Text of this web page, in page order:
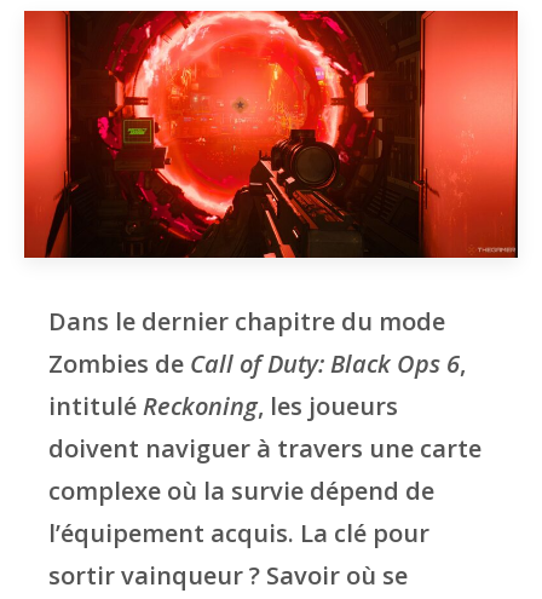
Dans le dernier chapitre du mode
Zombies de Call of Duty: Black Ops 6,
intituléReckoning, les joueurs
doivent naviguer à travers une carte
complexe où la survie dépend de
l’équipement acquis. La clé pour
sortir vainqueur ? Savoir où se